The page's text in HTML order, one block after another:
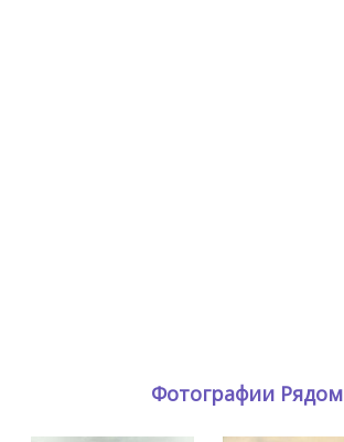
Фотографии Рядом